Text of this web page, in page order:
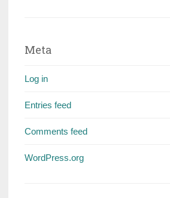
Meta
Log in
Entries feed
Comments feed
WordPress.org